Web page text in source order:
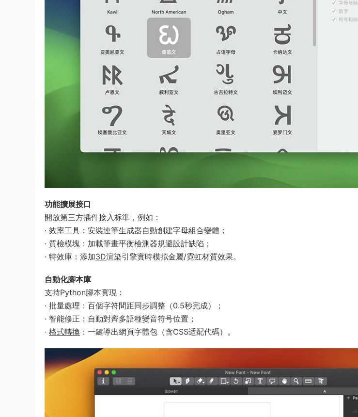
​功能擴展接口​
開放第三方插件接入标準，例如：
​· 效率工具​：安裝連筆生成器自動創建字母組合變體；
​· 質檢模塊​：加載筆畫平衡檢測器規避設計缺陷；
​· 特效庫​：添加3D渲染引擎實時模拟金屬/霓虹材質效果。
​自動化腳本庫​
支持Python腳本實現：
· ​批量處理​：百個字符間距同步調整（0.5秒完成）；
​· 智能修正​：自動對齊多語種變音符号位置；
​· 格式轉換 ​：一鍵導出網頁字體包（含CSS适配代碼）。